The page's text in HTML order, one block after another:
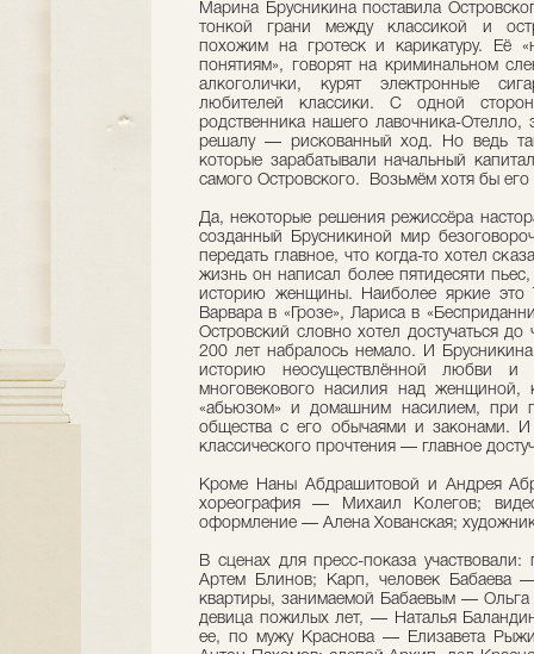
Марина Брусникина поставила
тонкой грани между классикой и
похожим на гротеск и карикатуру. Её
понятиям», говорят на криминальном
алкоголички, курят электронные
любителей классики. С одной
родственника нашего лавочника-Отелло,
решалу — рискованный ход. Но ведь
которые зарабатывали начальный
самого Островского. Возьмём хотя бы его
Да, некоторые решения режиссёра
созданный Брусникиной мир
передать главное, что когда-то хотел
жизнь он написал более пятидесяти
историю женщины. Наиболее яркие это
Варвара в «Грозе», Лариса в
Островский словно хотел достучаться
200 лет набралось немало. И Брусникина
историю неосуществлённой любви и
многовекового насилия над женщиной,
«абьюзом» и домашним насилием, при
общества с его обычаями и законами.
классического прочтения — главное
Кроме Наны Абдрашитовой и Андрея
хореография — Михаил Колегов;
оформление — Алена Хованская;
В сценах для пресс-показа
Артем Блинов; Карп, человек Бабаева
квартиры, занимаемой Бабаевым —
девица пожилых лет, — Наталья
ее, по мужу Краснова — Елизавета